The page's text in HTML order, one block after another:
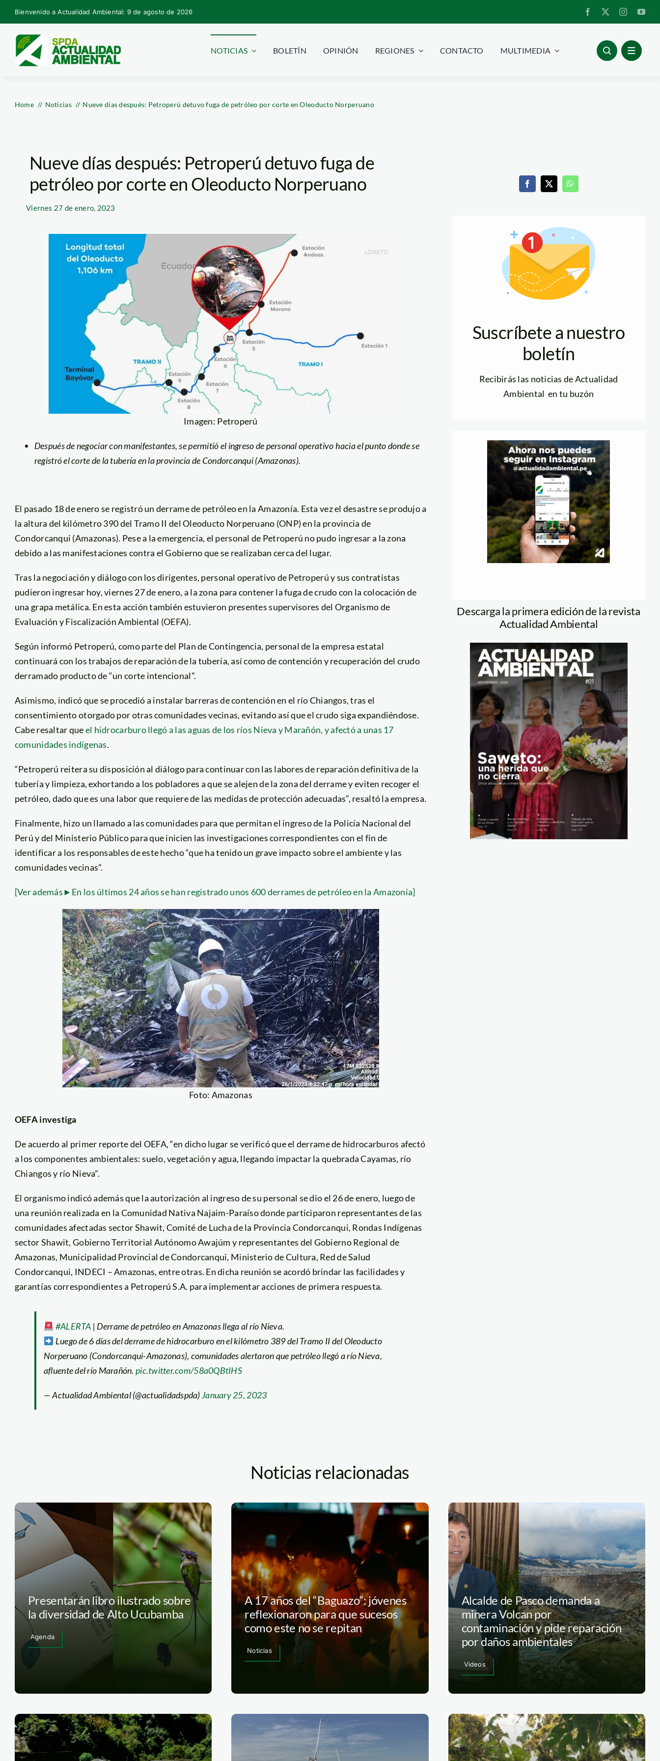
Skip
to
content
Bienvenido a Actualidad Ambiental: 9 de agosto de 2026
NOTICIAS BOLETÍN OPINIÓN REGIONES CONTACTO MULTIMEDIA
Home Noticias Nueve días después: Petroperú detuvo fuga de petróleo por corte en Oleoducto Norperuano
Nueve días después: Petroperú detuvo fuga de
petróleo por corte en Oleoducto Norperuano
Viernes 27 de enero, 2023
Imagen: Petroperú
Después de negociar con manifestantes, se permitió el ingreso de personal operativo hacia el punto donde se
registró el corte de la tubería en la provincia de Condorcanqui (Amazonas).
El pasado 18 de enero se registró un derrame de petróleo en la Amazonía. Esta vez el desastre se produjo a
la altura del kilómetro 390 del Tramo II del Oleoducto Norperuano (ONP) en la provincia de
Condorcanqui (Amazonas). Pese a la emergencia, el personal de Petroperú no pudo ingresar a la zona
debido a las manifestaciones contra el Gobierno que se realizaban cerca del lugar.
Tras la negociación y diálogo con los dirigentes, personal operativo de Petroperú y sus contratistas
pudieron ingresar hoy, viernes 27 de enero, a la zona para contener la fuga de crudo con la colocación de
una grapa metálica. En esta acción también estuvieron presentes supervisores del Organismo de
Evaluación y Fiscalización Ambiental (OEFA).
Según informó Petroperú, como parte del Plan de Contingencia, personal de la empresa estatal
continuará con los trabajos de reparación de la tubería, así como de contención y recuperación del crudo
derramado producto de “un corte intencional”.
Asimismo, indicó que se procedió a instalar barreras de contención en el río Chiangos, tras el
consentimiento otorgado por otras comunidades vecinas, evitando así que el crudo siga expandiéndose.
Cabe resaltar queel hidrocarburo llegó a las aguas de los ríos Nieva y Marañón, y afectó a unas 17
comunidades indígenas.
“Petroperú reitera su disposición al diálogo para continuar con las labores de reparación definitiva de la
tubería y limpieza, exhortando a los pobladores a que se alejen de la zona del derrame y eviten recoger el
petróleo, dado que es una labor que requiere de las medidas de protección adecuadas”, resaltó la empresa.
Finalmente, hizo un llamado a las comunidades para que permitan el ingreso de la Policía Nacional del
Perú y del Ministerio Público para que inicien las investigaciones correspondientes con el fin de
identificar a los responsables de este hecho “que ha tenido un grave impacto sobre el ambiente y las
comunidades vecinas”.
[Ver además►En los últimos 24 años se han registrado unos 600 derrames de petróleo en la Amazonía]
Foto: Amazonas
OEFA investiga
De acuerdo al primer reporte del OEFA, “en dicho lugar se verificó que el derrame de hidrocarburos afectó
a los componentes ambientales: suelo, vegetación y agua, llegando impactar la quebrada Cayamas, río
Chiangos y río Nieva”.
El organismo indicó además que la autorización al ingreso de su personal se dio el 26 de enero, luego de
una reunión realizada en la Comunidad Nativa Najaim-Paraíso donde participaron representantes de las
comunidades afectadas sector Shawit, Comité de Lucha de la Provincia Condorcanqui, Rondas Indígenas
sector Shawit, Gobierno Territorial Autónomo Awajúm y representantes del Gobierno Regional de
Amazonas, Municipalidad Provincial de Condorcanqui, Ministerio de Cultura, Red de Salud
Condorcanqui, INDECI – Amazonas, entre otras. En dicha reunión se acordó brindar las facilidades y
garantías correspondientes a Petroperú S.A. para implementar acciones de primera respuesta.
#ALERTA | Derrame de petróleo en Amazonas llega al río Nieva.
Luego de 6 días del derrame de hidrocarburo en el kilómetro 389 del Tramo II del Oleoducto
Norperuano (Condorcanqui-Amazonas), comunidades alertaron que petróleo llegó a río Nieva,
afluente del río Marañón. pic.twitter.com/58a0QBtIHS
— Actualidad Ambiental (@actualidadspda)January 25, 2023
Suscríbete a nuestro
boletín
Recibirás las noticias de Actualidad
Ambiental en tu buzón
Descarga la primera edición de la revista
Actualidad Ambiental
Noticias relacionadas
Presentarán libro ilustrado sobre
la diversidad de Alto Ucubamba
Agenda
A 17 años del “Baguazo”: jóvenes
reflexionaron para que sucesos
como este no se repitan
Noticias
Alcalde de Pasco demanda a
minera Volcan por
contaminación y pide reparación
por daños ambientales
Videos